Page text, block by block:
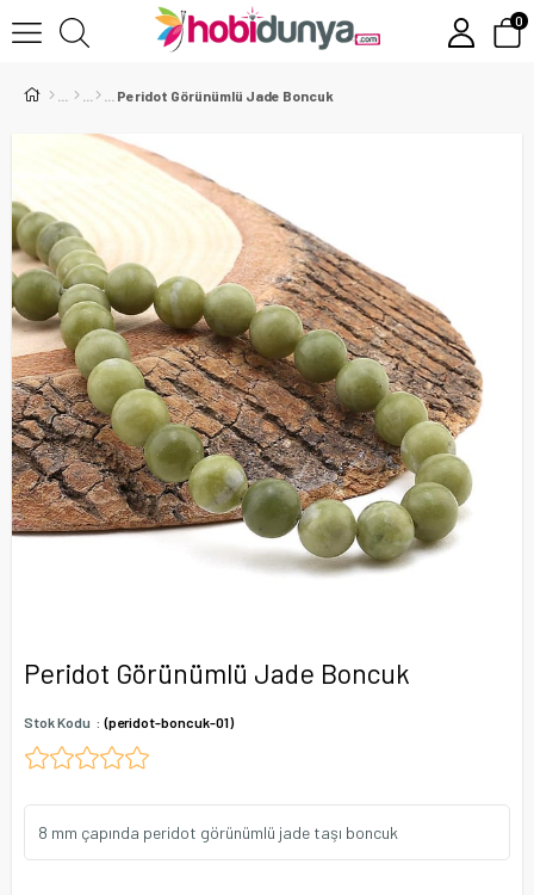
0
Peridot Görünümlü Jade Boncuk
Peridot Görünümlü Jade Boncuk
Stok Kodu (peridot-boncuk-01)
8 mm çapında peridot görünümlü jade taşı boncuk